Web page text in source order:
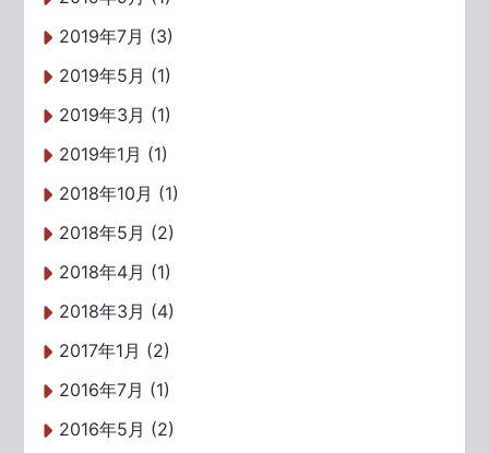
2019年7月 (3)
2019年5月 (1)
2019年3月 (1)
2019年1月 (1)
2018年10月 (1)
2018年5月 (2)
2018年4月 (1)
2018年3月 (4)
2017年1月 (2)
2016年7月 (1)
2016年5月 (2)